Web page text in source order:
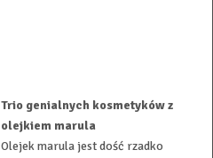
Trio genialnych kosmetyków z
olejkiem marula
Olejek marula jest dość rzadko